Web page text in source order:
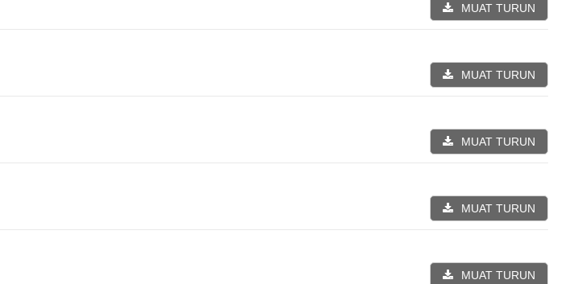
MUAT TURUN
MUAT TURUN
MUAT TURUN
MUAT TURUN
MUAT TURUN